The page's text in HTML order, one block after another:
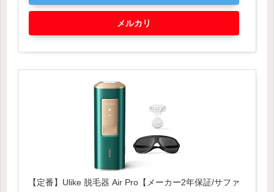
メルカリ
【定番】Ulike 脱毛器 Air Pro【メーカー2年保証/サファ